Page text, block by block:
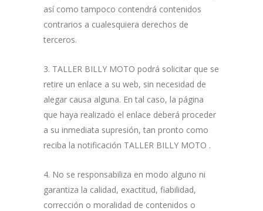
así como tampoco contendrá contenidos
contrarios a cualesquiera derechos de
terceros.
3. TALLER BILLY MOTO podrá solicitar que se
retire un enlace a su web, sin necesidad de
alegar causa alguna. En tal caso, la página
que haya realizado el enlace deberá proceder
a su inmediata supresión, tan pronto como
reciba la notificación TALLER BILLY MOTO .
4. No se responsabiliza en modo alguno ni
garantiza la calidad, exactitud, fiabilidad,
corrección o moralidad de contenidos o